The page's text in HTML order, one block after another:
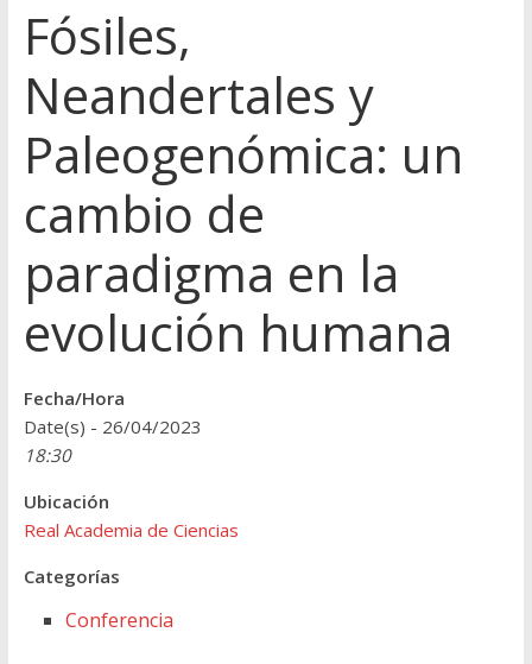
Fósiles,
Neandertales y
Paleogenómica: un
cambio de
paradigma en la
evolución humana
Fecha/Hora
Date(s) - 26/04/2023
18:30
Ubicación
Real Academia de Ciencias
Categorías
Conferencia